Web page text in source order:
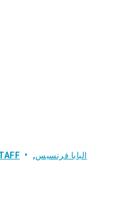
البابا فرنسيس,